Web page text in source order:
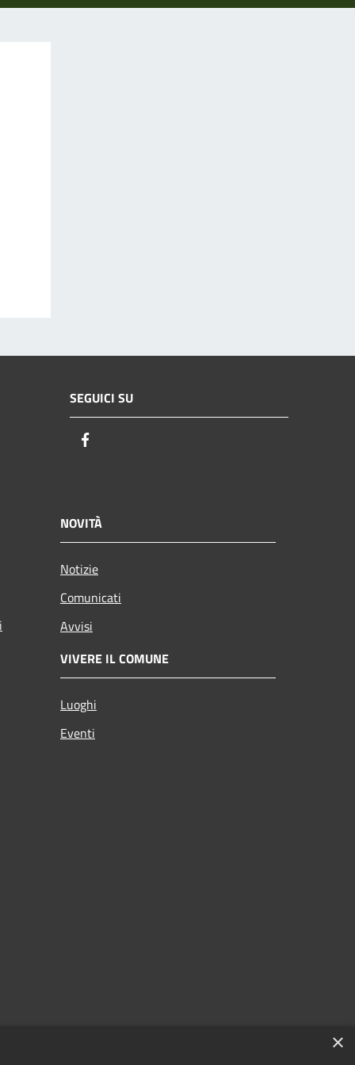
SEGUICI SU
NOVITÀ
Notizie
Comunicati
Avvisi
VIVERE IL COMUNE
Luoghi
Eventi
×